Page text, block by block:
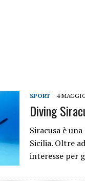
SPORT 4
Diving
Siracusa è
Sicilia. Oltre
interesse per